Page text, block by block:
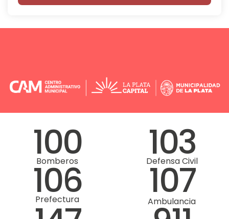
100
Bomberos 103
Defensa Civil
106
Prefectura 107
Ambulancia